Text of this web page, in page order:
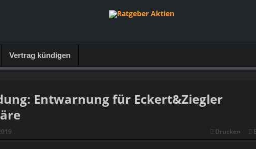
Vertrag kündigen
Entwarnung für Eckert&Ziegler
Drucken